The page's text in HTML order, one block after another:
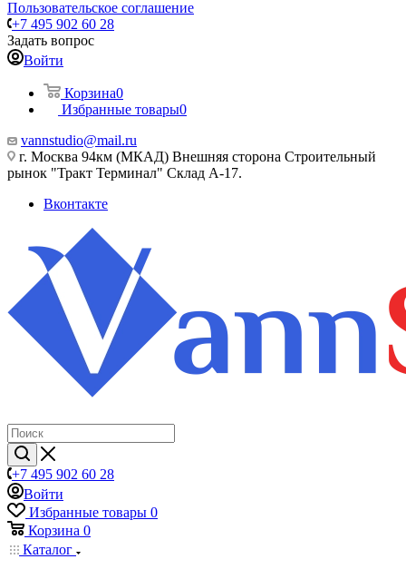
Пользовательское соглашение
+7 495 902 60 28
Задать вопрос
Войти
Корзина0
Избранные товары0
vannstudio@mail.ru
г. Москва 94км (МКАД) Внешняя сторона Строительный
рынок "Тракт Терминал" Склад А-17.
Вконтакте
+7 495 902 60 28
Войти
Избранные товары 0
Корзина 0
Каталог